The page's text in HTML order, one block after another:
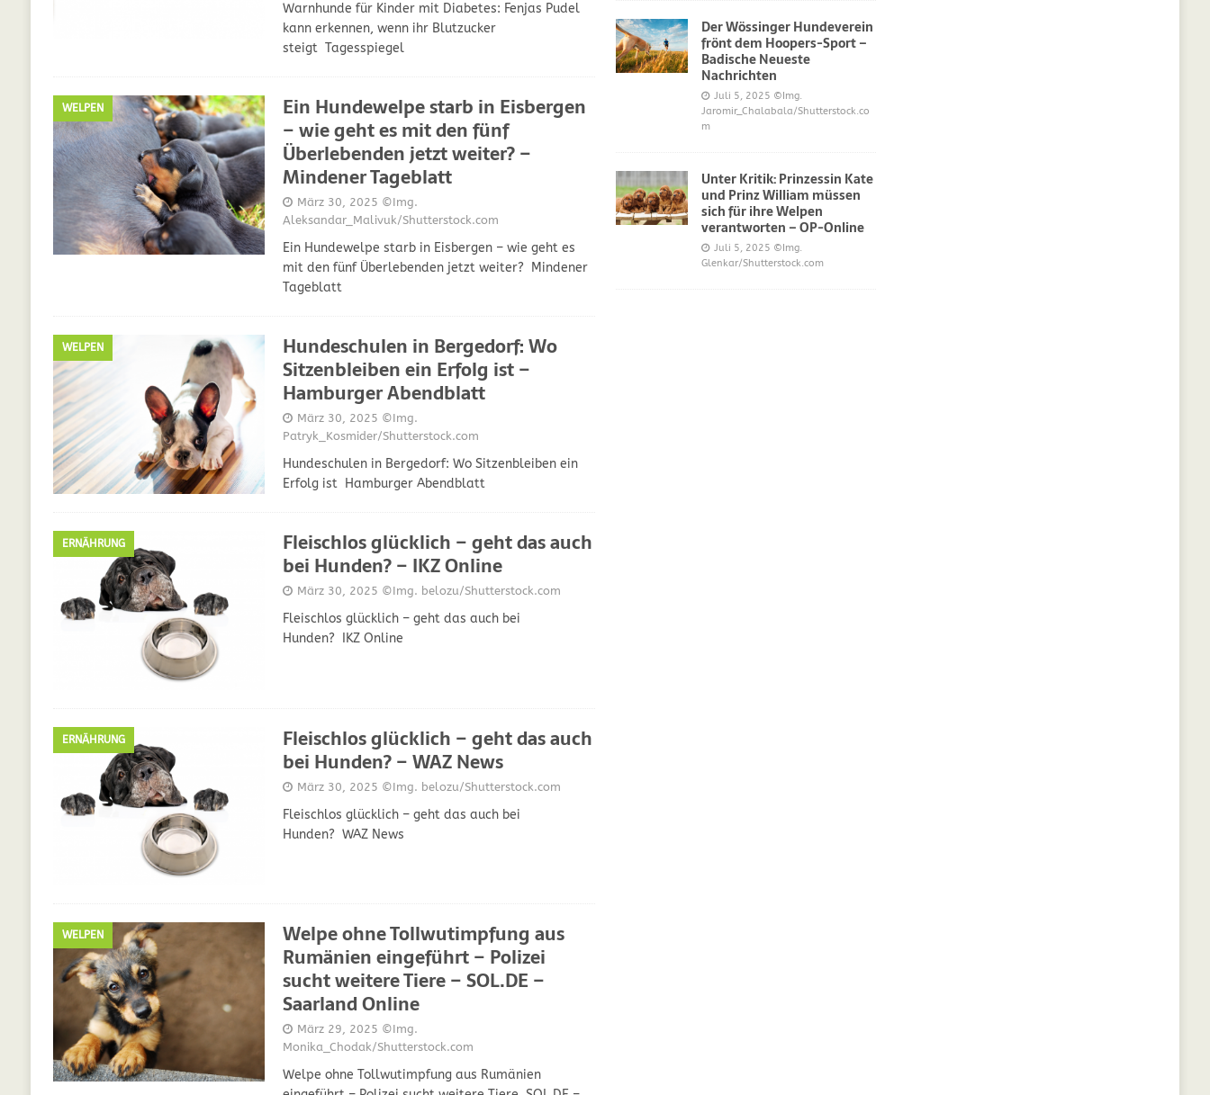
Warnhunde für Kinder mit Diabetes: Fenjas Pudel
kann erkennen, wenn ihr Blutzucker
steigt Tagesspiegel
WELPEN
Ein Hundewelpe starb in Eisbergen
– wie geht es mit den fünf
Überlebenden jetzt weiter? –
Mindener Tageblatt
März 30, 2025 ©Img.
Aleksandar_Malivuk/Shutterstock.com
Ein Hundewelpe starb in Eisbergen – wie geht es
mit den fünf Überlebenden jetzt weiter? Mindener
Tageblatt
WELPEN
Hundeschulen in Bergedorf: Wo
Sitzenbleiben ein Erfolg ist –
Hamburger Abendblatt
März 30, 2025 ©Img.
Patryk_Kosmider/Shutterstock.com
Hundeschulen in Bergedorf: Wo Sitzenbleiben ein
Erfolg ist Hamburger Abendblatt
ERNÄHRUNG
Fleischlos glücklich – geht das auch
bei Hunden? – IKZ Online
März 30, 2025 ©Img. belozu/Shutterstock.com
Fleischlos glücklich – geht das auch bei
Hunden? IKZ Online
ERNÄHRUNG
Fleischlos glücklich – geht das auch
bei Hunden? – WAZ News
März 30, 2025 ©Img. belozu/Shutterstock.com
Fleischlos glücklich – geht das auch bei
Hunden? WAZ News
WELPEN
Welpe ohne Tollwutimpfung aus
Rumänien eingeführt – Polizei
sucht weitere Tiere – SOL.DE –
Saarland Online
März 29, 2025 ©Img.
Monika_Chodak/Shutterstock.com
Welpe ohne Tollwutimpfung aus Rumänien
Der Wössinger Hundeverein
frönt dem Hoopers-Sport –
Badische Neueste
Nachrichten
Juli 5, 2025 ©Img.
Jaromir_Chalabala/Shutterstock.co
m
Unter Kritik: Prinzessin Kate
und Prinz William müssen
sich für ihre Welpen
verantworten – OP-Online
Juli 5, 2025 ©Img.
Glenkar/Shutterstock.com